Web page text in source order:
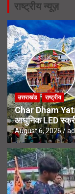
राष्ट्रीय न्यूज़
उत्तराखंड राष्ट्रीय
Char Dham
आधुनिक LED
August 6, 2026